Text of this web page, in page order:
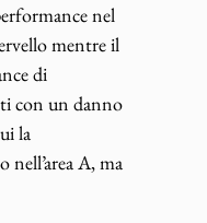
nel
mentre il
di
con un danno
la
A, ma